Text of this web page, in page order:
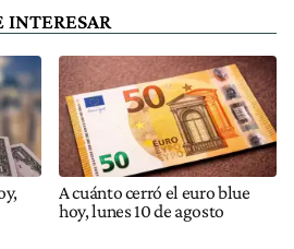
INTERESAR
A cuánto cerró el euro blue
hoy, lunes 10 de agosto